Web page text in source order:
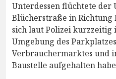
Unterdessen flüchtete der
Blücherstraße in
sich laut Polizei kurzzeitig
Umgebung des
Verbrauchermarktes und
Baustelle aufgehalten